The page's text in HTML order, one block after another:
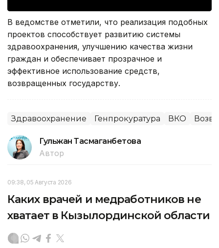
В ведомстве отметили, что реализация подобных
проектов способствует развитию системы
здравоохранения, улучшению качества жизни
граждан и обеспечивает прозрачное и
эффективное использование средств,
возвращенных государству.
Здравоохранение Генпрокуратура ВКО
Гульжан Тасмаганбетова
Автор
09:38, 05 Августа 2026
Каких врачей и медработников не
хватает в Кызылординской области